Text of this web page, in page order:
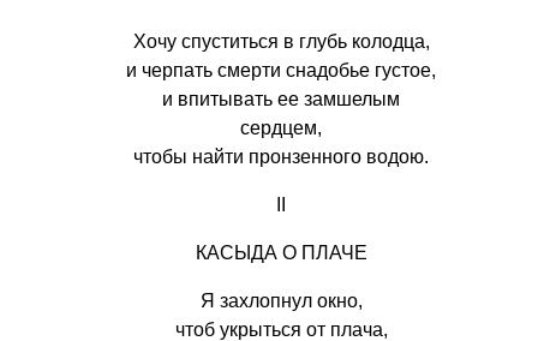
Хочу спуститься в глубь колодца,
и черпать смерти снадобье густое,
и впитывать ее замшелым
сердцем,
чтобы найти пронзенного водою.
КАСЫДА О ПЛАЧЕ
Я захлопнул окно,
чтоб укрыться от плача,